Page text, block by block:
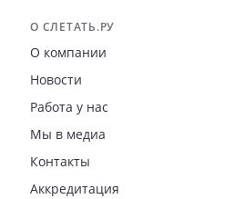
О СЛЕТАТЬ.РУ
О компании
Новости
Работа у нас
Мы в медиа
Контакты
Аккредитация